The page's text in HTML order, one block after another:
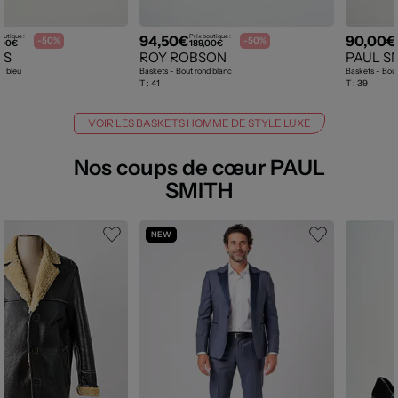
: -50%
bleu
94,50€Prix boutique :
189,00€ -50%
ROY ROBSON
Baskets - Bout rond blanc
T : 41
90,00€
PAUL
Baskets -
T : 39
VOIR LES BASKETS HOMME DE STYLE LUXE
Nos coups de cœur PAUL
SMITH
NEW